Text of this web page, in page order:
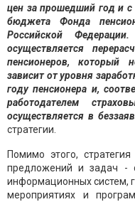
цен за прошедший год и с
бюджета Фонда
Российской
осуществляется
пенсионеров, который
зависит от уровня
году пенсионера и,
работодателем
осуществляется в
стратегии.
Помимо этого,
предложений и задач -
информационных систем,
мероприятиях и